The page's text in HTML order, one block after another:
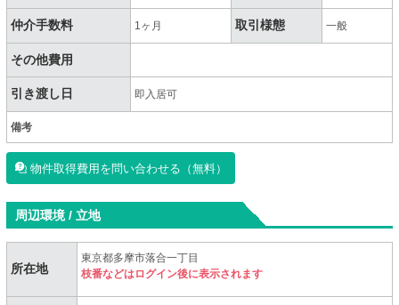
仲介手数料 1ヶ月 取引様態 一般
その他費用
引き渡し日 即入居可
備考
物件取得費用を問い合わせる（無料）
周辺環境 / 立地
所在地
東京都多摩市落合一丁目
枝番などはログイン後に表示されます